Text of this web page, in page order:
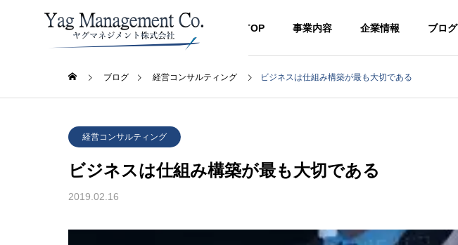
TOP 事業内容 企業情報 ブログ
BLOG
ブログ
ブログ 経営コンサルティング ビジネスは仕組み構築が最も大切である
経営コンサルティング
ビジネスは仕組み構築が最も大切である
2019.02.16